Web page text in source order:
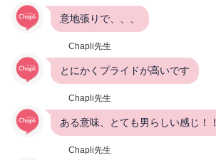
意地張りで、、、
Chapli先生
とにかくプライドが高いです
Chapli先生
ある意味、とても男らしい感じ！！
Chapli先生